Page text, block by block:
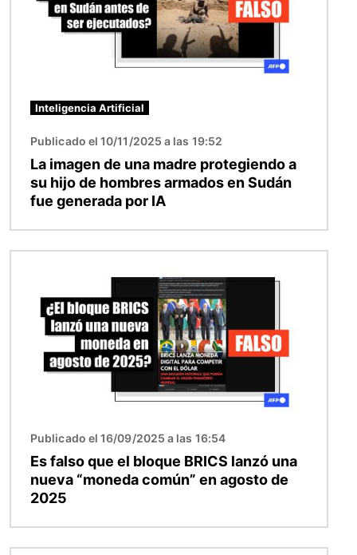
Inteligencia Artificial
Publicado el 10/11/2025 a las 19:52
La imagen de una madre protegiendo a
su hijo de hombres armados en Sudán
fue generada por IA
Publicado el 16/09/2025 a las 16:54
Es falso que el bloque BRICS lanzó una
nueva “moneda común” en agosto de
2025